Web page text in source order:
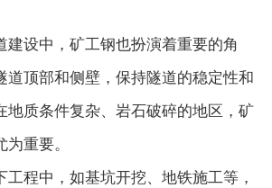
建设中，矿工钢也扮演着重要的角
道顶部和侧壁，保持隧道的稳定性和
地质条件复杂、岩石破碎的地区，矿
重要。
工程中，如基坑开挖、地铁施工等，